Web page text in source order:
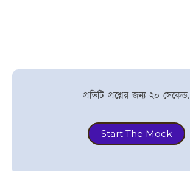
প্রতিটি প্রশ্নের জন্য ২০ সেকেন্ড.
Start The Mock